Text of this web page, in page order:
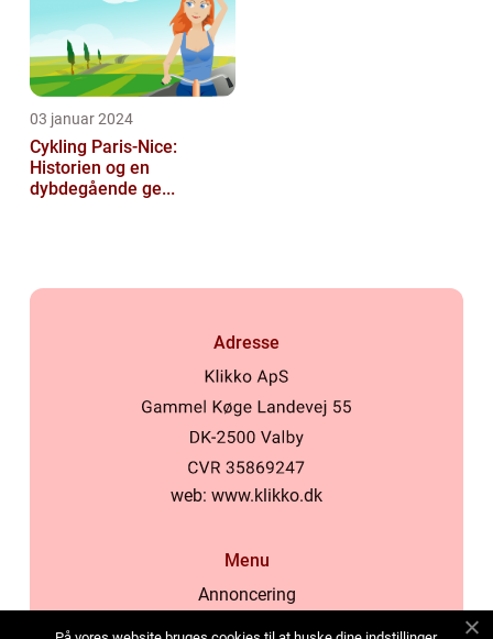
03 januar 2024
Cykling Paris-Nice:
Historien og en
dybdegående ge...
Adresse
web: www.klikko.dk
Menu
Annoncering